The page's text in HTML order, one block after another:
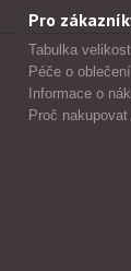
Pro
Tabulka
Péče o oblečení
Informace o
Proč nakupovat